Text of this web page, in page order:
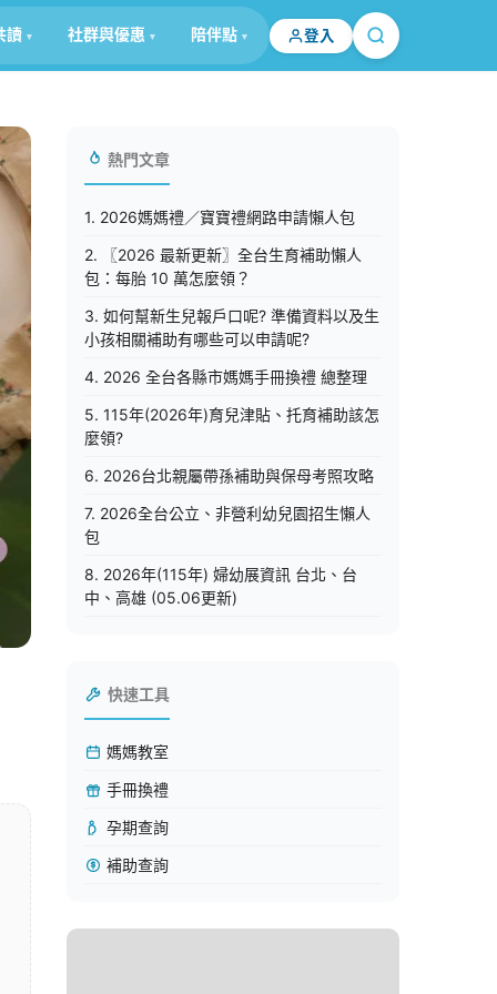
讀 社群與優惠 陪伴點 登入
熱門文章
1. 2026媽媽禮／寶寶禮網路申請懶人包
2. 〖2026 最新更新〗全台生育補助懶人
包：每胎 10 萬怎麼領？
3. 如何幫新生兒報戶口呢? 準備資料以及生
小孩相關補助有哪些可以申請呢?
4. 2026 全台各縣市媽媽手冊換禮 總整理
5. 115年(2026年)育兒津貼、托育補助該怎
麼領?
6. 2026台北親屬帶孫補助與保母考照攻略
7. 2026全台公立、非營利幼兒園招生懶人
包
8. 2026年(115年) 婦幼展資訊 台北、台
中、高雄 (05.06更新)
快速工具
媽媽教室
手冊換禮
孕期查詢
補助查詢